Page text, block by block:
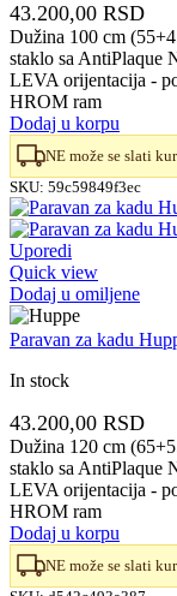
43.200,00 RSD
Dužina 100 cm
staklo sa AntiPlaque
LEVA orijentacija -
HROM ram
Dodaj u korpu
NE može se slati
SKU: 59c59849f3ec
Uporedi
Quick view
Dodaj u omiljene
Paravan za kadu
In stock
43.200,00 RSD
Dužina 120 cm
staklo sa AntiPlaque
LEVA orijentacija -
HROM ram
Dodaj u korpu
NE može se slati